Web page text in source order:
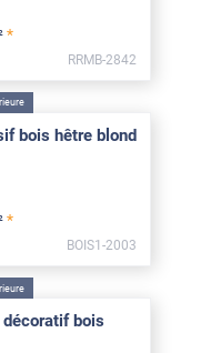
*
RRMB-2842
bois hêtre blond
*
BOIS1-2003
décoratif bois